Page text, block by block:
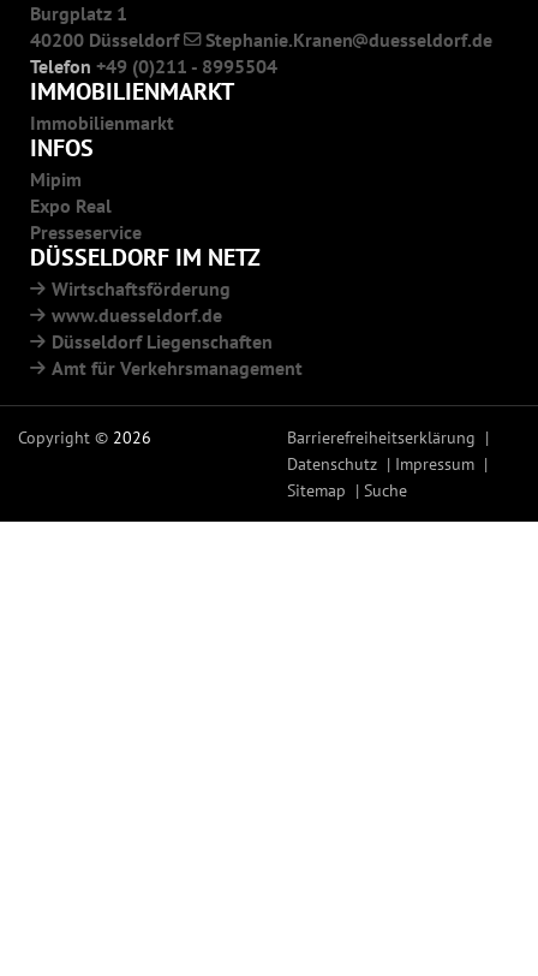
Burgplatz 1
40200 Düsseldorf
Stephanie.Kranen
duesseldorf.de
Telefon +49 (0)211 - 8995504
IMMOBILIENMARKT
Immobilienmarkt
INFOS
Mipim
Expo Real
Presseservice
DÜSSELDORF IM NETZ
Wirtschaftsförderung
www.duesseldorf.de
Düsseldorf Liegenschaften
Amt für Verkehrsmanagement
Copyright © 2026
Barrierefreiheitserklärung
Datenschutz
Impressum
Sitemap
Suche